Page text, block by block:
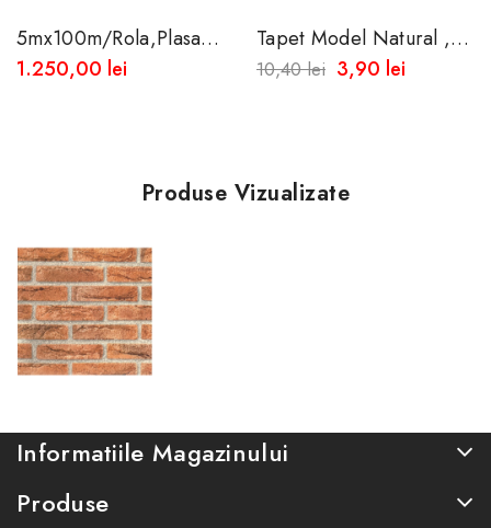
5mx100m/rola,Plasa
Opaca De Umbrire 85%
1.250,00 lei
Tapet Model Natural ,
Impermeabil - Spalare
100% ,Dimensiuni
10,40 lei 3,90 lei
Produse Vizualizate
Informatiile Magazinului
Produse